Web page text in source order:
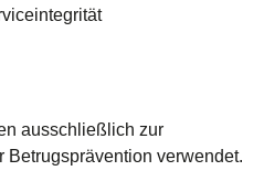
ausschließlich zur
Betrugsprävention verwendet.